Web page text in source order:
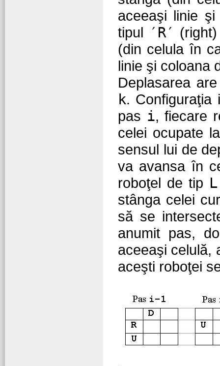
aceeaşi linie
tipul ′R′
(din celula în
linie şi coloana
Deplasarea
k. Configuraţia
pas i, fiecare
celei ocupate
sensul lui de
va avansa în
roboţel de tip L
stânga celei
să se
anumit pas,
aceeaşi celulă,
aceşti roboţei